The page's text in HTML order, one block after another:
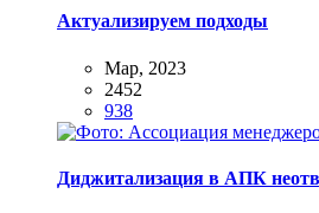
Актуализируем подходы
Мар, 2023
2452
938
Диджитализация в АПК